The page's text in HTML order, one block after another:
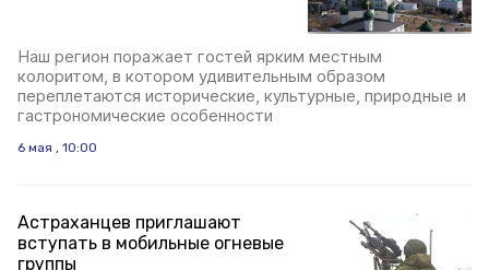
Наш регион поражает гостей ярким местным
колоритом, в котором удивительным образом
переплетаются исторические, культурные, природные и
гастрономические особенности
6 мая , 10:00
Астраханцев приглашают
вступать в мобильные огневые
группы